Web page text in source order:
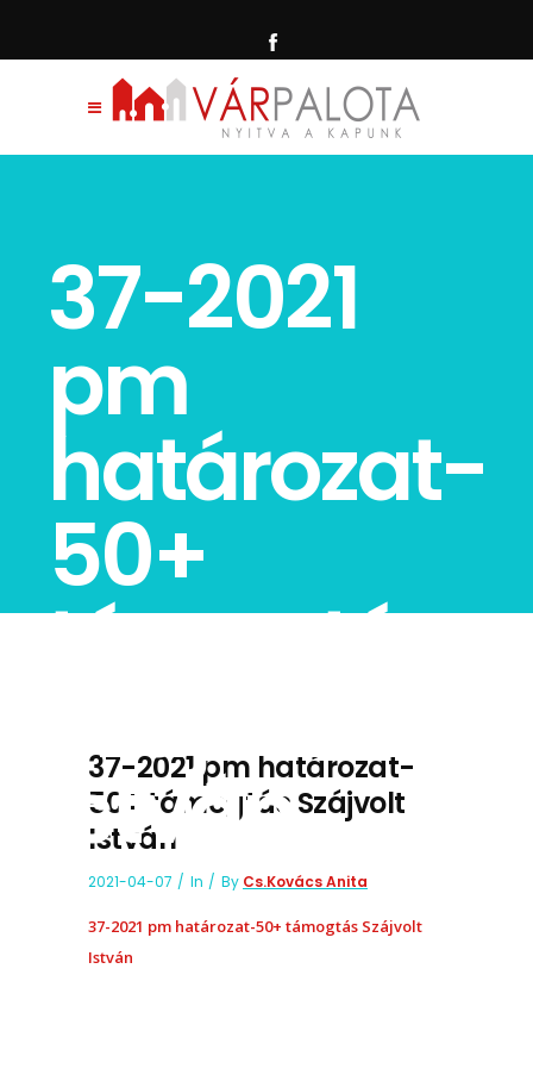
37-2021
pm
határozat-
50+
támogtás
Szájvolt
István
37-2021 pm határozat-
50+ támogtás Szájvolt
István
2021-04-07 In By Cs.Kovács Anita
37-2021 pm határozat-50+ támogtás Szájvolt
István